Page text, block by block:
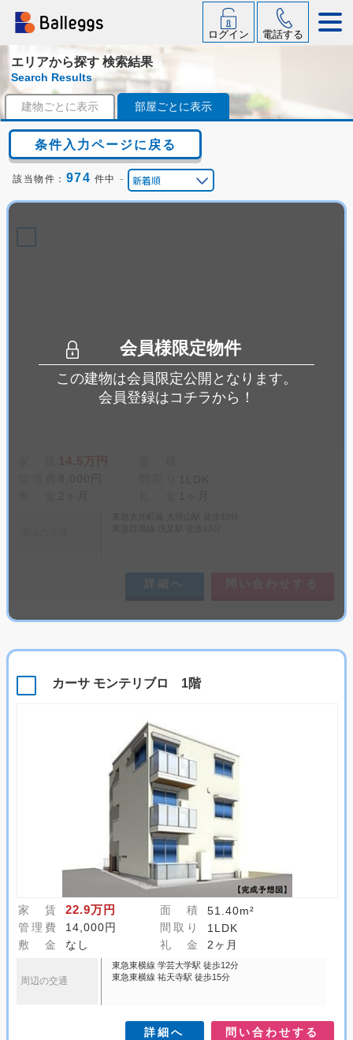
ログイン 電話する
エリアから探す 検索結果
Search Results
建物ごとに表示 部屋ごとに表示
条件入力ページに戻る
該当物件： 974 件中 -
会員様限定物件
この建物は会員限定公開となります。
会員登録はコチラから！
詳細へ
カーサ モンテリブロ 1階
家 賃 22.9万円 面 積
51.40m²
管理費
14,000円 間取り
1LDK
敷 金
なし 礼 金 2ヶ月
周辺の交通
東急東横線 学芸大学駅 徒歩12分
東急東横線 祐天寺駅 徒歩15分
詳細へ 問い合わせする